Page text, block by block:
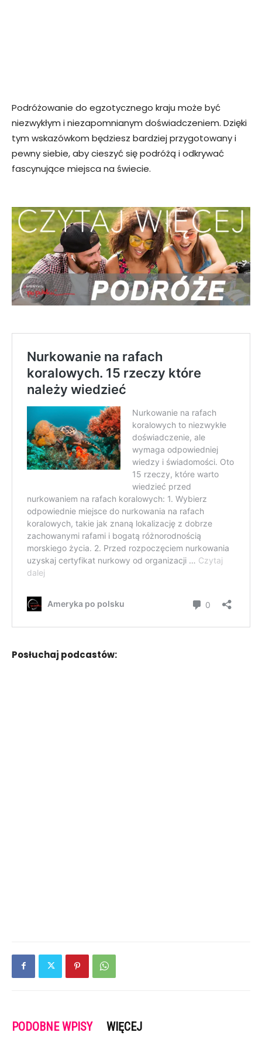
Podróżowanie do egzotycznego kraju może być
niezwykłym i niezapomnianym doświadczeniem. Dzięki
tym wskazówkom będziesz bardziej przygotowany i
pewny siebie, aby cieszyć się podróżą i odkrywać
fascynujące miejsca na świecie.
Posłuchaj podcastów:
PODOBNE WPISY WIĘCEJ